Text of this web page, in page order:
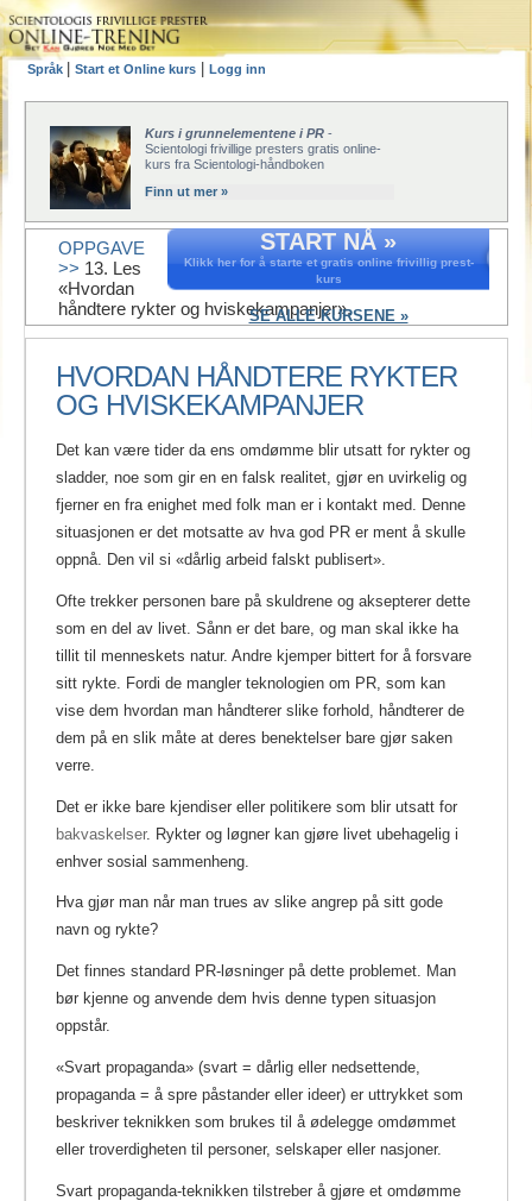
Språk Start et Online kurs Logg inn
Kurs i grunnelementene i PR -
Scientologi frivillige presters gratis online-
kurs fra Scientologi-håndboken
Finn ut mer »
START NÅ »
Klikk her for å starte et gratis online frivillig prest-
kurs
SE ALLE KURSENE »
OPPGAVE
>> 13. Les
«Hvordan
håndtere rykter og hviskekampanjer».
HVORDAN HÅNDTERE RYKTER
OG HVISKEKAMPANJER
Det kan være tider da ens omdømme blir utsatt for rykter og
sladder, noe som gir en en falsk realitet, gjør en uvirkelig og
fjerner en fra enighet med folk man er i kontakt med. Denne
situasjonen er det motsatte av hva god PR er ment å skulle
oppnå. Den vil si «dårlig arbeid falskt publisert».
Ofte trekker personen bare på skuldrene og aksepterer dette
som en del av livet. Sånn er det bare, og man skal ikke ha
tillit til menneskets natur. Andre kjemper bittert for å forsvare
sitt rykte. Fordi de mangler teknologien om PR, som kan
vise dem hvordan man håndterer slike forhold, håndterer de
dem på en slik måte at deres benektelser bare gjør saken
verre.
Det er ikke bare kjendiser eller politikere som blir utsatt for
bakvaskelser. Rykter og løgner kan gjøre livet ubehagelig i
enhver sosial sammenheng.
Hva gjør man når man trues av slike angrep på sitt gode
navn og rykte?
Det finnes standard PR-løsninger på dette problemet. Man
bør kjenne og anvende dem hvis denne typen situasjon
oppstår.
«Svart propaganda» (svart = dårlig eller nedsettende,
propaganda = å spre påstander eller ideer) er uttrykket som
beskriver teknikken som brukes til å ødelegge omdømmet
eller troverdigheten til personer, selskaper eller nasjoner.
Svart propaganda-teknikken tilstreber å gjøre et omdømme